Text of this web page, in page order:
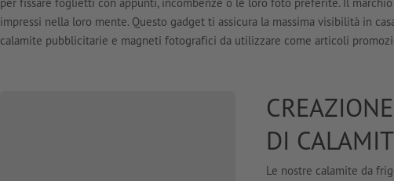
impressi nella loro mente. Questo gadget ti assicura la massima visibilità in
calamite pubblicitarie e magneti fotografici da utilizzare come articoli
DI
Le nostre calamite da